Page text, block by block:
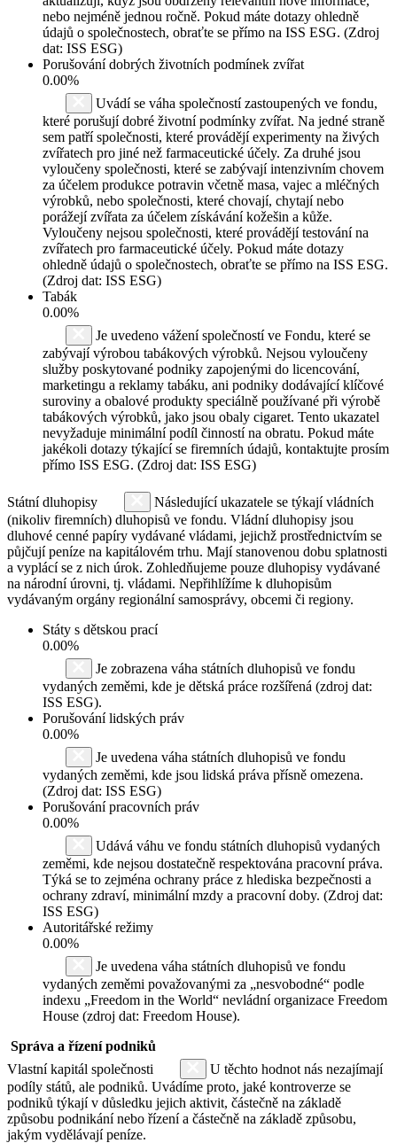
nebo nejméně jednou ročně. Pokud máte dotazy ohledně
údajů o společnostech, obraťte se přímo na ISS ESG. (Zdroj
dat: ISS ESG)
Porušování dobrých životních podmínek zvířat
0.00%
Uvádí se váha společností zastoupených ve fondu,
které porušují dobré životní podmínky zvířat. Na jedné straně
sem patří společnosti, které provádějí experimenty na živých
zvířatech pro jiné než farmaceutické účely. Za druhé jsou
vyloučeny společnosti, které se zabývají intenzivním chovem
za účelem produkce potravin včetně masa, vajec a mléčných
výrobků, nebo společnosti, které chovají, chytají nebo
porážejí zvířata za účelem získávání kožešin a kůže.
Vyloučeny nejsou společnosti, které provádějí testování na
zvířatech pro farmaceutické účely. Pokud máte dotazy
ohledně údajů o společnostech, obraťte se přímo na ISS ESG.
(Zdroj dat: ISS ESG)
Tabák
0.00%
Je uvedeno vážení společností ve Fondu, které se
zabývají výrobou tabákových výrobků. Nejsou vyloučeny
služby poskytované podniky zapojenými do licencování,
marketingu a reklamy tabáku, ani podniky dodávající klíčové
suroviny a obalové produkty speciálně používané při výrobě
tabákových výrobků, jako jsou obaly cigaret. Tento ukazatel
nevyžaduje minimální podíl činností na obratu. Pokud máte
jakékoli dotazy týkající se firemních údajů, kontaktujte prosím
přímo ISS ESG. (Zdroj dat: ISS ESG)
Státní dluhopisy
Následující ukazatele se týkají vládních
(nikoliv firemních) dluhopisů ve fondu. Vládní dluhopisy jsou
dluhové cenné papíry vydávané vládami, jejichž prostřednictvím se
půjčují peníze na kapitálovém trhu. Mají stanovenou dobu splatnosti
a vyplácí se z nich úrok. Zohledňujeme pouze dluhopisy vydávané
na národní úrovni, tj. vládami. Nepřihlížíme k dluhopisům
vydávaným orgány regionální samosprávy, obcemi či regiony.
Státy s dětskou prací
0.00%
Je zobrazena váha státních dluhopisů ve fondu
vydaných zeměmi, kde je dětská práce rozšířená (zdroj dat:
ISS ESG).
Porušování lidských práv
0.00%
Je uvedena váha státních dluhopisů ve fondu
vydaných zeměmi, kde jsou lidská práva přísně omezena.
(Zdroj dat: ISS ESG)
Porušování pracovních práv
0.00%
Udává váhu ve fondu státních dluhopisů vydaných
zeměmi, kde nejsou dostatečně respektována pracovní práva.
Týká se to zejména ochrany práce z hlediska bezpečnosti a
ochrany zdraví, minimální mzdy a pracovní doby. (Zdroj dat:
ISS ESG)
Autoritářské režimy
0.00%
Je uvedena váha státních dluhopisů ve fondu
vydaných zeměmi považovanými za „nesvobodné“ podle
indexu „Freedom in the World“ nevládní organizace Freedom
House (zdroj dat: Freedom House).
Správa a řízení podniků
Vlastní kapitál společnosti
U těchto hodnot nás nezajímají
podíly států, ale podniků. Uvádíme proto, jaké kontroverze se
podniků týkají v důsledku jejich aktivit, částečně na základě
způsobu podnikání nebo řízení a částečně na základě způsobu,
jakým vydělávají peníze.